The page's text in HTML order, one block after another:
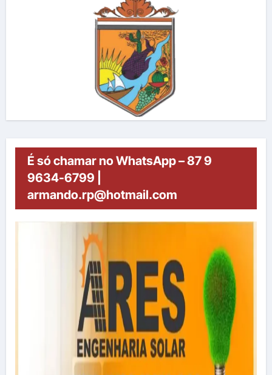
É só chamar no WhatsApp – 87 9
9634-6799 |
armando.rp@hotmail.com